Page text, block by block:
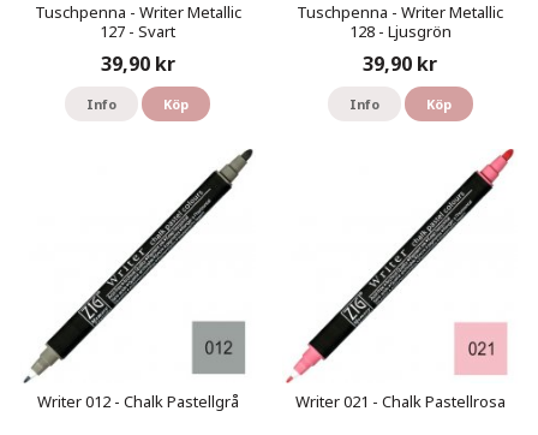
Tuschpenna - Writer Metallic
127 - Svart
39,90 kr
Info Köp
Tuschpenna - Writer Metallic
128 - Ljusgrön
39,90 kr
Info Köp
Writer 012 - Chalk Pastellgrå Writer 021 - Chalk Pastellrosa